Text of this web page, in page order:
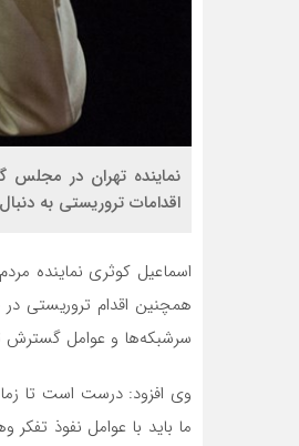
نماینده تهران در مجلس
اقدامات تروریستی به
اسماعیل کوثری نماینده
همچنین اقدام تروریستی
سرشبکه‌ها و عوامل گسترش
وی افزود: درست است تا
ما باید با عوامل نفوذ